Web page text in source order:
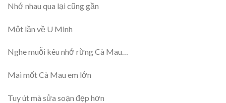
Nhớ nhau qua lại cũng gần
Một lần về U Minh
Nghe muỗi kêu nhớ rừng Cà Mau…
Mai mốt Cà Mau em lớn
Tuy út mà sửa soạn đẹp hơn